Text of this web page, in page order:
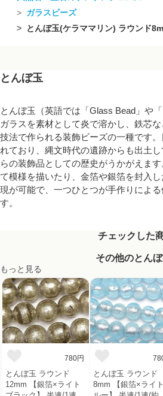
ガラスビーズ
とんぼ玉(ケラママリン) ラウンド8mm 【ブルー×イエ
とんぼ玉
とんぼ玉（英語では「Glass Bead」や
ガラスを素材として炎で溶かし、鉄芯
技法で作られる装飾ビーズの一種です
れており、縄文時代の遺跡からも出土
らの装飾品としての歴史がうかがえま
て模様を描いたり、金箔や銀箔を封入
現が可能で、一つひとつが手作りによ
す。
チェックした
その他のとん
もっと見る
780円
とんぼ玉 ラウンド
12mm 【銀箔×ライト
とんぼ玉 ラウンド
8mm 【銀箔×ライ